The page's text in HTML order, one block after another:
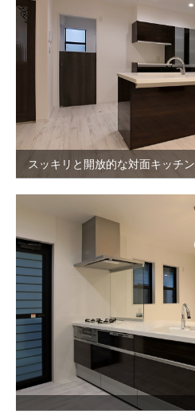
スッキリと開放的な対面キッチン